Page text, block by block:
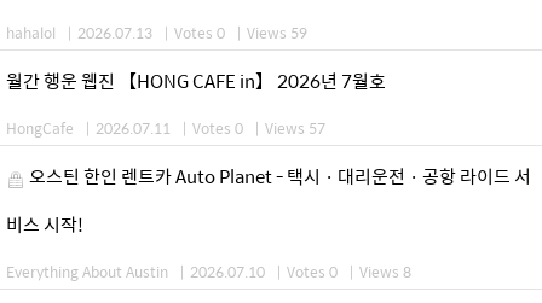
hahalol | 2026.07.13 | Votes 0 | Views 59
월간 행운 웹진 【HONG CAFE in】 2026년 7월호
HongCafe | 2026.07.11 | Votes 0 | Views 57
오스틴 한인 렌트카 Auto Planet - 택시 · 대리운전 · 공항 라이드 서
비스 시작!
Everything About Austin | 2026.07.10 | Votes 0 | Views 8